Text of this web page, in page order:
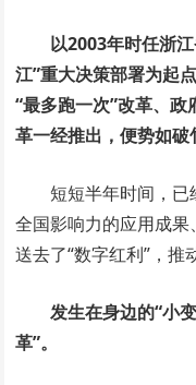
以2003年时任浙
江”重大决策部署为起
“最多跑一次”改革、
革一经推出，便势如破
短短半年时间，
全国影响力的应用成
送去了“数字红利”，推
发生在身边的“小
革”。